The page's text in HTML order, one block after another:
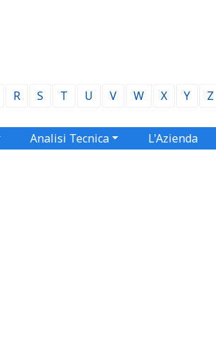
R S T U V W X Y Z
Analisi Tecnica L'Azienda